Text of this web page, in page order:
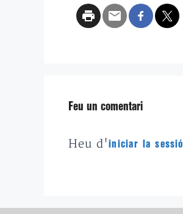
Feu un comentari
Heu d'iniciar la sessió